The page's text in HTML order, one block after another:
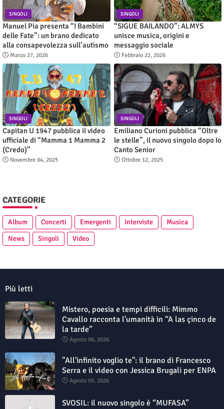
SINGOLI
Manuel Pia presenta “I Bambini
delle Fate”: un brano dedicato
alla consapevolezza sull’autismo
Marzo 27, 2026
SINGOLI
“SIGUE BAILANDO”: ALMYS
unisce musica, origini e
messaggio sociale
Febbraio 22, 2026
SINGOLI
Capitan U 1947 pubblica il video
ufficiale di “Mamma 1 Mamma 2
(Credo)”
Novembre 04, 2025
SINGOLI
Emiliano Curioni pubblica “Oltre
le stelle”, il nuovo singolo dopo Io
Canto Senior
Ottobre 12, 2025
CATEGORIE
Album Concerti Emergenti Interviste
Musica
News
Singoli Video
Più letti
Mistero, poesia e tempi difficili: Mimmo
Cavallo racconta l'umanità in “A las çinco de
la tarde”
Agosto 06, 2026
"All'infinito voglio te": il brano di Francesco
Serra e il video con Jessica Brugali per ENPA
Agosto 05, 2026
SVOSIL: il nuovo singolo è “MUFASA”